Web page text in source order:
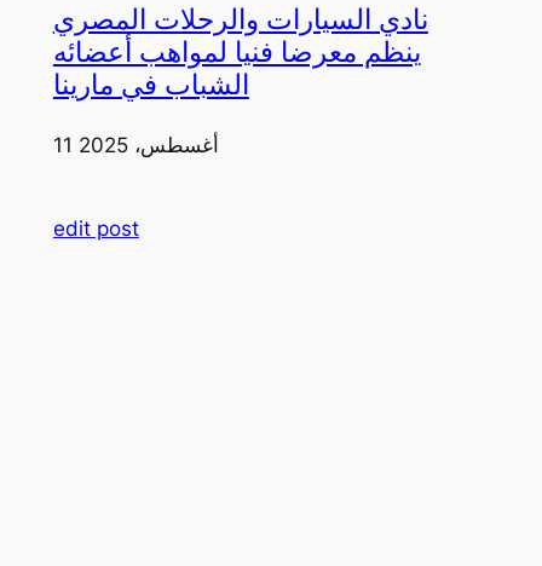
نادي السيارات والرحلات المصري
ينظم معرضا فنيا لمواهب أعضائه
الشباب في مارينا
11 أغسطس، 2025
edit post